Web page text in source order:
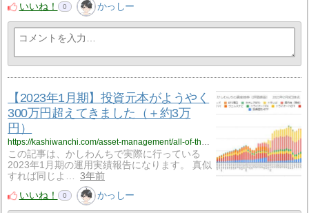
いいね！
0 かっしー
【2023年1月期】投資元本がようやく
300万円超えてきました（＋約3万
円）
https://kashiwanchi.com/asset-management/all-of-the-operational-report/jan-2023/
この記事は、かしわんちで実際に行っている
2023年1月期の運用実績報告になります。 真似
すれば同じよ…
3年前
いいね！
0 かっしー